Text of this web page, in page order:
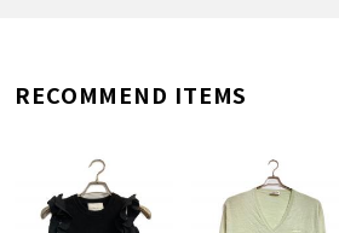
RECOMMEND ITEMS